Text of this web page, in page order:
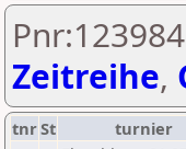
Zeitreihe,
tnrSt turnier